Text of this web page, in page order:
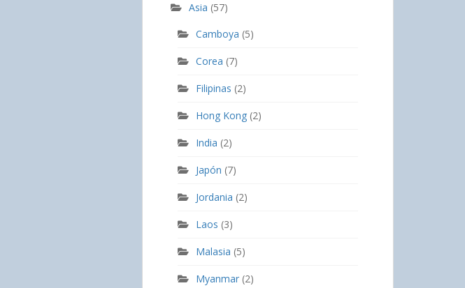
Asia (57)
Camboya (5)
Corea (7)
Filipinas (2)
Hong Kong (2)
India (2)
Japón (7)
Jordania (2)
Laos (3)
Malasia (5)
Myanmar (2)